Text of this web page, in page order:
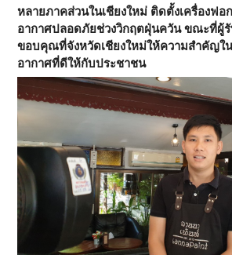
หลายภาคส่วนในเชียงใหม่ ติดตั้งเครื่องฟ
อากาศปลอดภัยช่วงวิกฤตฝุ่นควัน ขณะที่ผู้รั
ขอบคุณที่จังหวัดเชียงใหม่ให้ความสำคัญใ
อากาศที่ดีให้กับประชาชน